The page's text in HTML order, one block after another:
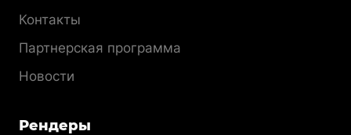
Контакты
Партнерская программа
Новости
Рендеры